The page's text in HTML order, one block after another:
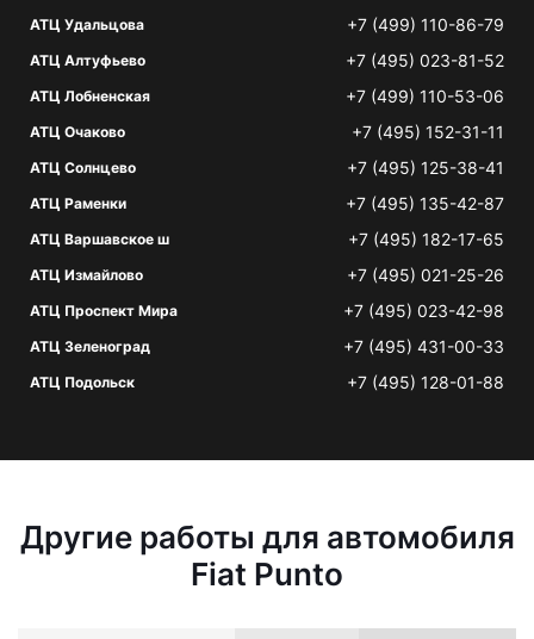
АТЦ Удальцова +7 (499) 110-86-79
АТЦ Алтуфьево +7 (495) 023-81-52
АТЦ Лобненская +7 (499) 110-53-06
АТЦ Очаково +7 (495) 152-31-11
АТЦ Солнцево +7 (495) 125-38-41
АТЦ Раменки +7 (495) 135-42-87
АТЦ Варшавское ш +7 (495) 182-17-65
АТЦ Измайлово +7 (495) 021-25-26
АТЦ Проспект Мира +7 (495) 023-42-98
АТЦ Зеленоград +7 (495) 431-00-33
АТЦ Подольск +7 (495) 128-01-88
Другие работы для автомобиля
Fiat Punto